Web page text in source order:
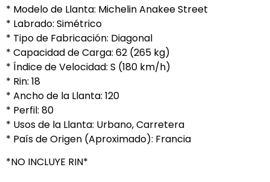
* Modelo de Llanta: Michelin Anakee Street
* Labrado: Simétrico
* Tipo de Fabricación: Diagonal
* Capacidad de Carga: 62 (265 kg)
* Índice de Velocidad: S (180 km/h)
* Rin: 18
* Ancho de la Llanta: 120
* Perfil: 80
* Usos de la Llanta: Urbano, Carretera
* País de Origen (Aproximado): Francia
*NO INCLUYE RIN*